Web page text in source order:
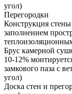
угол)
Перегородки
Конструкция
заполнением
Брус камерной
10-12%
замкового паза с
угол)
Доска стен и